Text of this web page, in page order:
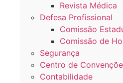
Revista Médica
Defesa Profissional
Comissão
Comissão de
Segurança
Centro de
Contabilidade